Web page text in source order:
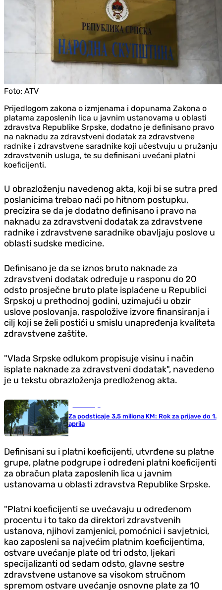
Foto: ATV
Prijedlogom zakona o izmjenama i dopunama Zakona o
platama zaposlenih lica u javnim ustanovama u oblasti
zdravstva Republike Srpske, dodatno je definisano pravo
na naknadu za zdravstveni dodatak za zdravstvene
radnike i zdravstvene saradnike koji učestvuju u pružanju
zdravstvenih usluga, te su definisani uvećani platni
koeficijenti.
U obrazloženju navedenog akta, koji bi se sutra pred
poslanicima trebao naći po hitnom postupku,
precizira se da je dodatno definisano i pravo na
naknadu za zdravstveni dodatak za zdravstvene
radnike i zdravstvene saradnike obavljaju poslove u
oblasti sudske medicine.
Definisano je da se iznos bruto naknade za
zdravstveni dodatak određuje u rasponu do 20
odsto prosječne bruto plate isplaćene u Republici
Srpskoj u prethodnoj godini, uzimajući u obzir
uslove poslovanja, raspoložive izvore finansiranja i
cilj koji se želi postići u smislu unapređenja kvaliteta
zdravstvene zaštite.
"Vlada Srpske odlukom propisuje visinu i način
isplate naknade za zdravstveni dodatak", navedeno
je u tekstu obrazloženja predloženog akta.
Za podsticaje 3,5 miliona KM: Rok za prijave do 1.
aprila
Definisani su i platni koeficijenti, utvrđene su platne
grupe, platne podgrupe i određeni platni koeficijenti
za obračun plata zaposlenih lica u javnim
ustanovama u oblasti zdravstva Republike Srpske.
"Platni koeficijenti se uvećavaju u određenom
procentu i to tako da direktori zdravstvenih
ustanova, njihovi zamjenici, pomoćnici i savjetnici,
kao zaposleni sa najvećim platnim koeficijentima,
ostvare uvećanje plate od tri odsto, ljekari
specijalizanti od sedam odsto, glavne sestre
zdravstvene ustanove sa visokom stručnom
spremom ostvare uvećanje osnovne plate za 10